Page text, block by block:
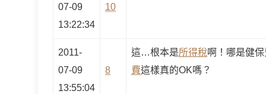
07-09
13:22:34
10
2011-
07-09
13:55:04
8
這…根本是所得稅啊！哪是健
費這樣真的OK嗎？